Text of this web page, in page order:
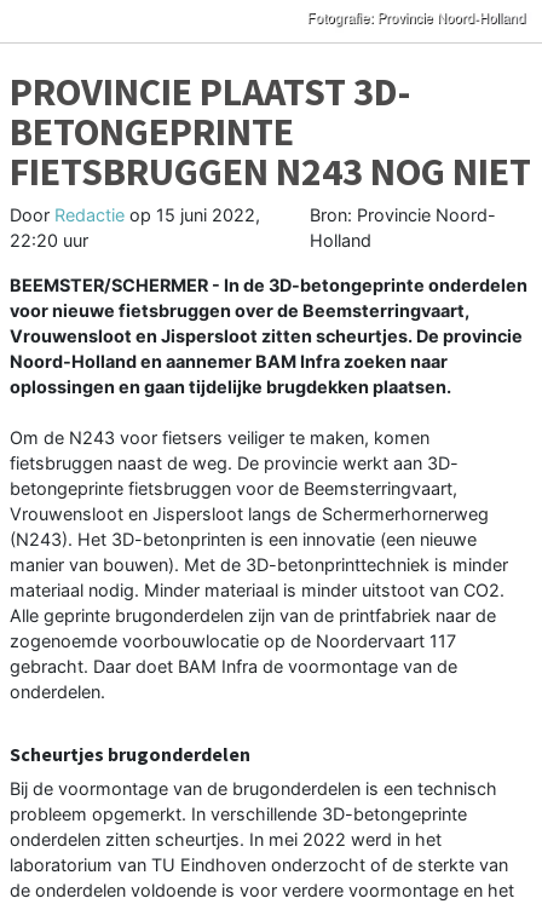
PROVINCIE PLAATST 3D-
BETONGEPRINTE
FIETSBRUGGEN N243 NOG NIET
Door Redactie op 15 juni 2022,
22:20 uur
Bron: Provincie Noord-
Holland
BEEMSTER/SCHERMER - In de 3D-betongeprinte onderdelen
voor nieuwe fietsbruggen over de Beemsterringvaart,
Vrouwensloot en Jispersloot zitten scheurtjes. De provincie
Noord-Holland en aannemer BAM Infra zoeken naar
oplossingen en gaan tijdelijke brugdekken plaatsen.
Om de N243 voor fietsers veiliger te maken, komen
fietsbruggen naast de weg. De provincie werkt aan 3D-
betongeprinte fietsbruggen voor de Beemsterringvaart,
Vrouwensloot en Jispersloot langs de Schermerhornerweg
(N243). Het 3D-betonprinten is een innovatie (een nieuwe
manier van bouwen). Met de 3D-betonprinttechniek is minder
materiaal nodig. Minder materiaal is minder uitstoot van CO2.
Alle geprinte brugonderdelen zijn van de printfabriek naar de
zogenoemde voorbouwlocatie op de Noordervaart 117
gebracht. Daar doet BAM Infra de voormontage van de
onderdelen.
Scheurtjes brugonderdelen
Bij de voormontage van de brugonderdelen is een technisch
probleem opgemerkt. In verschillende 3D-betongeprinte
onderdelen zitten scheurtjes. In mei 2022 werd in het
laboratorium van TU Eindhoven onderzocht of de sterkte van
de onderdelen voldoende is voor verdere voormontage en het